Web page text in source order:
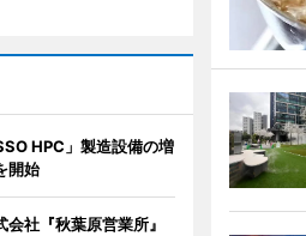
HPC」製造設備の増
開始
社『秋葉原営業所』